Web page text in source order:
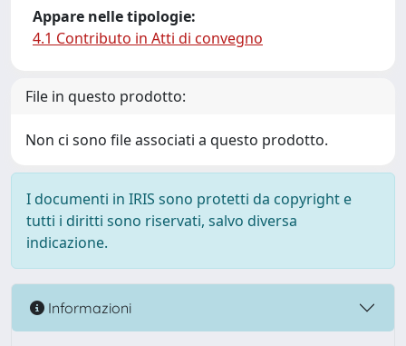
Appare nelle tipologie:
4.1 Contributo in Atti di convegno
File in questo prodotto:
Non ci sono file associati a questo prodotto.
I documenti in IRIS sono protetti da copyright e
tutti i diritti sono riservati, salvo diversa
indicazione.
Informazioni